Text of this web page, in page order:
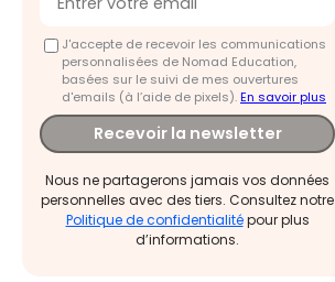
J'accepte de recevoir les communications
personnalisées de Nomad Education,
basées sur le suivi de mes ouvertures
d'emails (à l’aide de pixels).En savoir plus
Recevoir la newsletter
Nous ne partagerons jamais vos données
personnelles avec des tiers. Consultez notre
Politique de confidentialitépour plus
d’informations.